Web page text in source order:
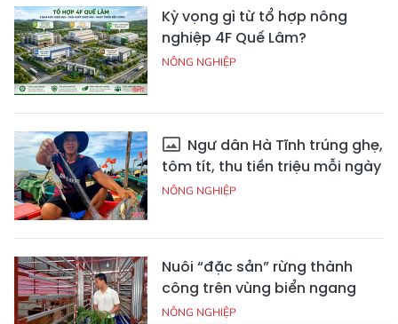
Kỳ vọng gì từ tổ hợp nông
nghiệp 4F Quế Lâm?
NÔNG NGHIỆP
Ngư dân Hà Tĩnh trúng ghẹ,
tôm tít, thu tiền triệu mỗi ngày
NÔNG NGHIỆP
Nuôi “đặc sản” rừng thành
công trên vùng biển ngang
NÔNG NGHIỆP